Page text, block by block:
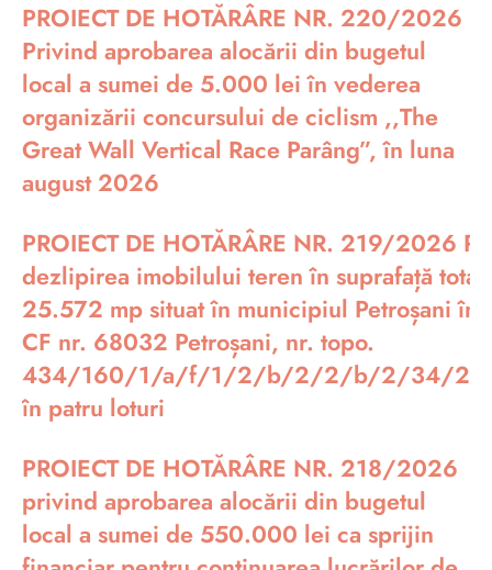
PROIECT DE HOTĂRÂRE NR. 220/2026
Privind aprobarea alocării din bugetul
local a sumei de 5.000 lei în vederea
organizării concursului de ciclism ,,The
Great Wall Vertical Race Parâng”, în luna
august 2026
PROIECT DE HOTĂRÂRE NR. 219/2026
dezlipirea imobilului teren în suprafață
25.572 mp situat în municipiul Petroșani
CF nr. 68032 Petroșani, nr. topo.
434/160/1/a/f/1/2/b/2/2/b/2/34/2/
în patru loturi
PROIECT DE HOTĂRÂRE NR. 218/2026
privind aprobarea alocării din bugetul
local a sumei de 550.000 lei ca sprijin